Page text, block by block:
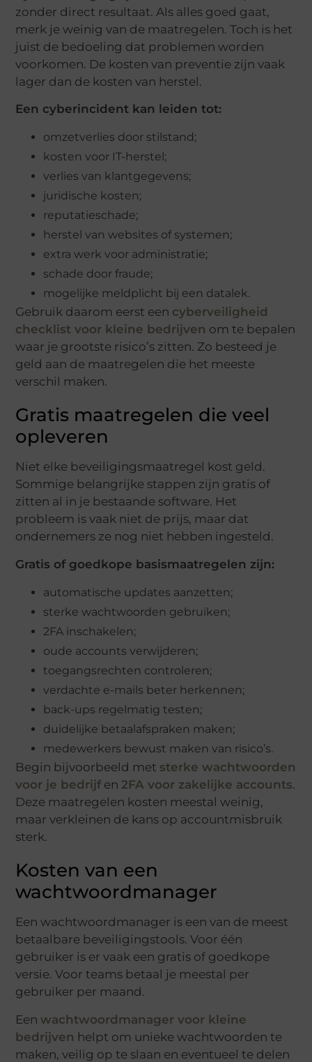
zonder direct resultaat. Als alles goed gaat,
merk je weinig van de maatregelen. Toch is het
juist de bedoeling dat problemen worden
voorkomen. De kosten van preventie zijn vaak
lager dan de kosten van herstel.
Een cyberincident kan leiden tot:
omzetverlies door stilstand;
kosten voor IT-herstel;
verlies van klantgegevens;
juridische kosten;
reputatieschade;
herstel van websites of systemen;
extra werk voor administratie;
schade door fraude;
mogelijke meldplicht bij een datalek.
Gebruik daarom eerst een cyberveiligheid
checklist voor kleine bedrijven om te bepalen
waar je grootste risico’s zitten. Zo besteed je
geld aan de maatregelen die het meeste
verschil maken.
Gratis maatregelen die veel
opleveren
Niet elke beveiligingsmaatregel kost geld.
Sommige belangrijke stappen zijn gratis of
zitten al in je bestaande software. Het
probleem is vaak niet de prijs, maar dat
ondernemers ze nog niet hebben ingesteld.
Gratis of goedkope basismaatregelen zijn:
automatische updates aanzetten;
sterke wachtwoorden gebruiken;
2FA inschakelen;
oude accounts verwijderen;
toegangsrechten controleren;
verdachte e-mails beter herkennen;
back-ups regelmatig testen;
duidelijke betaalafspraken maken;
medewerkers bewust maken van risico’s.
Begin bijvoorbeeld met sterke wachtwoorden
voor je bedrijf en 2FA voor zakelijke accounts.
Deze maatregelen kosten meestal weinig,
maar verkleinen de kans op accountmisbruik
sterk.
Kosten van een
wachtwoordmanager
Een wachtwoordmanager is een van de meest
betaalbare beveiligingstools. Voor één
gebruiker is er vaak een gratis of goedkope
versie. Voor teams betaal je meestal per
gebruiker per maand.
Eenwachtwoordmanager voor kleine
bedrijven helpt om unieke wachtwoorden te
maken, veilig op te slaan en eventueel te delen